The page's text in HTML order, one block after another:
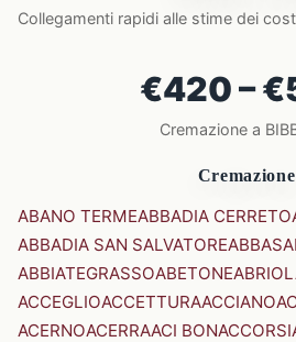
Collegamenti rapidi alle stime dei
€420 –
Cremazione a
Cremazione
ABANO TERMEABBADIA CERRETO
ABBADIA SAN SALVATORE
ABBIATEGRASSOABETONE
ACCEGLIOACCETTURAACCIANO
ACERNOACERRAACI BONACCORSI